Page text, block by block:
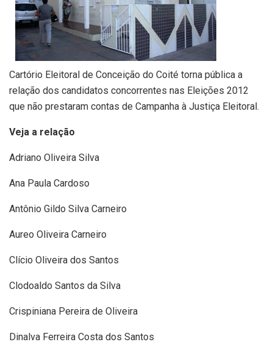
Cartório Eleitoral de Conceição do Coité torna pública a
relação dos candidatos concorrentes nas Eleições 2012
que não prestaram contas de Campanha à Justiça Eleitoral.
Veja a relação
Adriano Oliveira Silva
Ana Paula Cardoso
Antônio Gildo Silva Carneiro
Aureo Oliveira Carneiro
Clício Oliveira dos Santos
Clodoaldo Santos da Silva
Crispiniana Pereira de Oliveira
Dinalva Ferreira Costa dos Santos